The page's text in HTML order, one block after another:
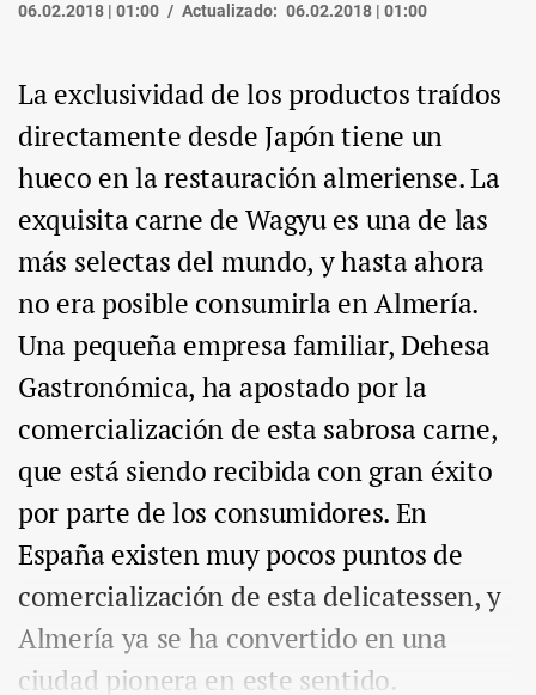
06.02.2018 | 01:00 Actualizado: 06.02.2018 | 01:00
La exclusividad de los productos traídos
directamente desde Japón tiene un
hueco en la restauración almeriense. La
exquisita carne de Wagyu es una de las
más selectas del mundo, y hasta ahora
no era posible consumirla en Almería.
Una pequeña empresa familiar, Dehesa
Gastronómica, ha apostado por la
comercialización de esta sabrosa carne,
que está siendo recibida con gran éxito
por parte de los consumidores. En
España existen muy pocos puntos de
comercialización de esta delicatessen, y
Almería ya se ha convertido en una
ciudad pionera en este sentido.